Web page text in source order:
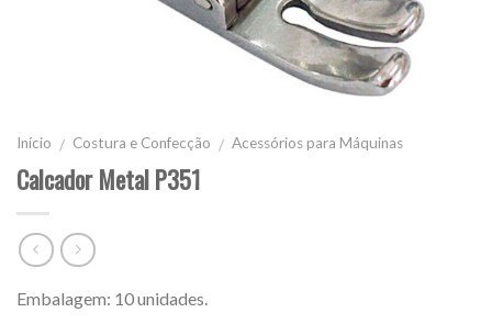
Início / Costura e Confecção / Acessórios para Máquinas
Calcador Metal P351
Embalagem: 10 unidades.